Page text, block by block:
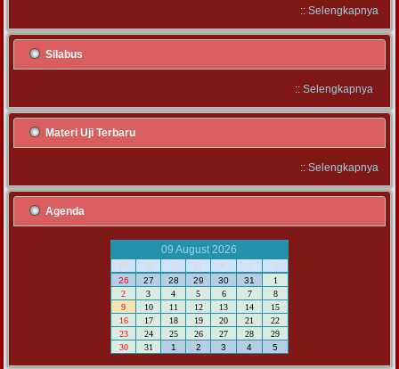
:: Selengkapnya
Silabus
:: Selengkapnya
Materi Uji Terbaru
:: Selengkapnya
Agenda
09 August 2026
M
S S R K J S
26 27 28 29 30 31
1
2
3 4 5 6 7
8
9
10 11 12 13 14
15
16
17 18 19 20 21
22
23
24 25 26 27 28
29
30
31 1 2 3 4 5